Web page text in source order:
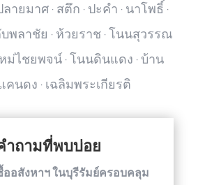
ายมาศ · สตึก · ปะคำ · นาโพธิ์ ·
พลาชัย · ห้วยราช · โนนสุวรรณ
หม่ไชยพจน์ · โนนดินแดง · บ้าน
คนดง · เฉลิมพระเกียรติ
ำถามที่พบบ่อย
อสังหาฯ ในบุรีรัมย์ครอบคลุม